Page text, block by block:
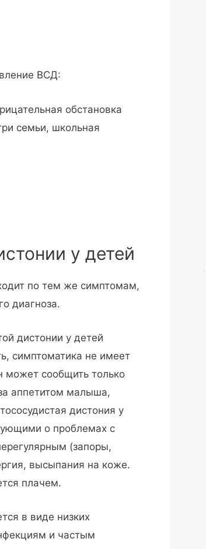
ВСД:
обстановка
семьи, школьная
у детей
по тем же симптомам,
диагноза.
дистонии у детей
симптоматика не имеет
может сообщить только
аппетитом малыша,
дистония у
о проблемах с
(запоры,
высыпания на коже.
плачем.
в виде низких
и частым